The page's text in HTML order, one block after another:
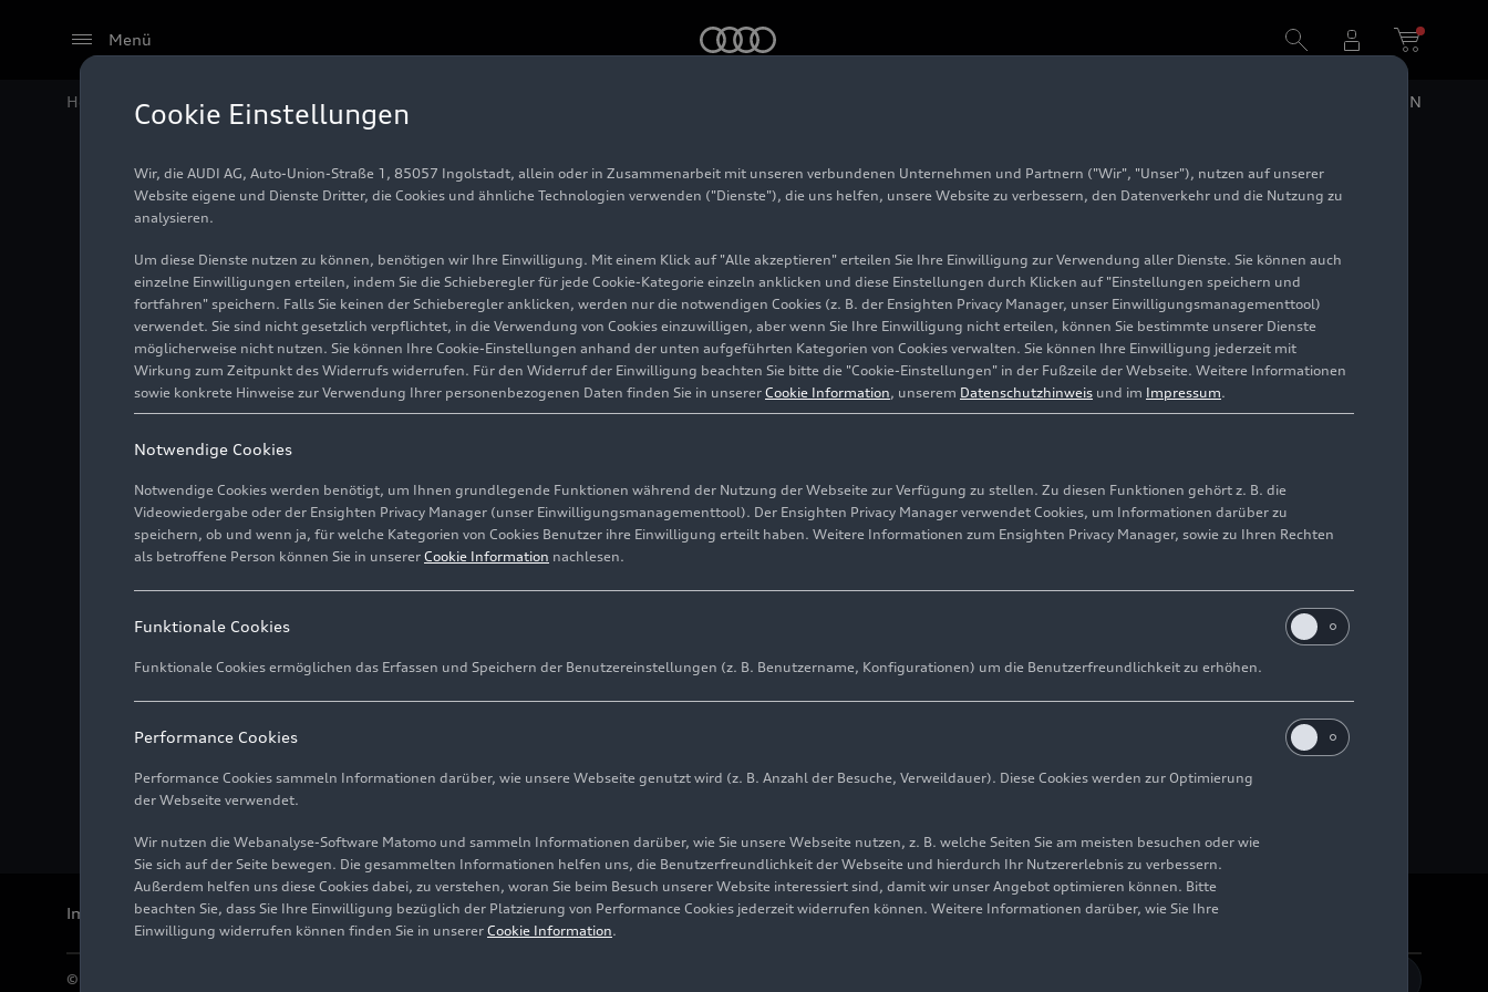
Menü
Home Audi Media Center Videos EN
ImpressumRechtlichesDatenschutzHinweisgebersystemCookie-InformationenCookie-EinstellungenInformationen zur BarrierefreiheitKontakt
© 2026 AUDI AG. Alle Rechte vorbehalten.
Cookie Einstellungen
Wir, die AUDI AG, Auto-Union-Straße 1, 85057 Ingolstadt, allein oder in Zusammenarbeit mit unseren verbundenen Unternehmen und Partnern ("Wir", "Unser"), nutzen auf unserer
Website eigene und Dienste Dritter, die Cookies und ähnliche Technologien verwenden ("Dienste"), die uns helfen, unsere Website zu verbessern, den Datenverkehr und die Nutzung zu
analysieren.
Um diese Dienste nutzen zu können, benötigen wir Ihre Einwilligung. Mit einem Klick auf "Alle akzeptieren" erteilen Sie Ihre Einwilligung zur Verwendung aller Dienste. Sie können auch
einzelne Einwilligungen erteilen, indem Sie die Schieberegler für jede Cookie-Kategorie einzeln anklicken und diese Einstellungen durch Klicken auf "Einstellungen speichern und
fortfahren" speichern. Falls Sie keinen der Schieberegler anklicken, werden nur die notwendigen Cookies (z. B. der Ensighten Privacy Manager, unser Einwilligungsmanagementtool)
verwendet. Sie sind nicht gesetzlich verpflichtet, in die Verwendung von Cookies einzuwilligen, aber wenn Sie Ihre Einwilligung nicht erteilen, können Sie bestimmte unserer Dienste
möglicherweise nicht nutzen. Sie können Ihre Cookie-Einstellungen anhand der unten aufgeführten Kategorien von Cookies verwalten. Sie können Ihre Einwilligung jederzeit mit
Wirkung zum Zeitpunkt des Widerrufs widerrufen. Für den Widerruf der Einwilligung beachten Sie bitte die "Cookie-Einstellungen" in der Fußzeile der Webseite. Weitere Informationen
sowie konkrete Hinweise zur Verwendung Ihrer personenbezogenen Daten finden Sie in unserer Cookie Information, unserem Datenschutzhinweis und im Impressum.
Notwendige Cookies
Notwendige Cookies werden benötigt, um Ihnen grundlegende Funktionen während der Nutzung der Webseite zur Verfügung zu stellen. Zu diesen Funktionen gehört z. B. die
Videowiedergabe oder der Ensighten Privacy Manager (unser Einwilligungsmanagementtool). Der Ensighten Privacy Manager verwendet Cookies, um Informationen darüber zu
speichern, ob und wenn ja, für welche Kategorien von Cookies Benutzer ihre Einwilligung erteilt haben. Weitere Informationen zum Ensighten Privacy Manager, sowie zu Ihren Rechten
als betroffene Person können Sie in unserer Cookie Information nachlesen.
Funktionale Cookies
Funktionale Cookies ermöglichen das Erfassen und Speichern der Benutzereinstellungen (z. B. Benutzername, Konfigurationen) um die Benutzerfreundlichkeit zu erhöhen.
Performance Cookies
Performance Cookies sammeln Informationen darüber, wie unsere Webseite genutzt wird (z. B. Anzahl der Besuche, Verweildauer). Diese Cookies werden zur Optimierung
der Webseite verwendet.
Wir nutzen die Webanalyse-Software Matomo und sammeln Informationen darüber, wie Sie unsere Webseite nutzen, z. B. welche Seiten Sie am meisten besuchen oder wie
Sie sich auf der Seite bewegen. Die gesammelten Informationen helfen uns, die Benutzerfreundlichkeit der Webseite und hierdurch Ihr Nutzererlebnis zu verbessern.
Außerdem helfen uns diese Cookies dabei, zu verstehen, woran Sie beim Besuch unserer Website interessiert sind, damit wir unser Angebot optimieren können. Bitte
beachten Sie, dass Sie Ihre Einwilligung bezüglich der Platzierung von Performance Cookies jederzeit widerrufen können. Weitere Informationen darüber, wie Sie Ihre
Einwilligung widerrufen können finden Sie in unserer Cookie Information.